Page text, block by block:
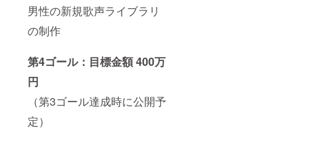
男性の新規歌声ライブラリ
の制作
第4ゴール：目標金額 400万
円
（第3ゴール達成時に公開予
定）